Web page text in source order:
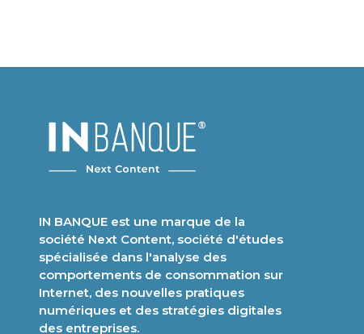
IN BANQUE est une marque de la
société Next Content, société d'études
spécialisée dans l'analyse des
comportements de consommation sur
Internet, des nouvelles pratiques
numériques et des stratégies digitales
des entreprises.